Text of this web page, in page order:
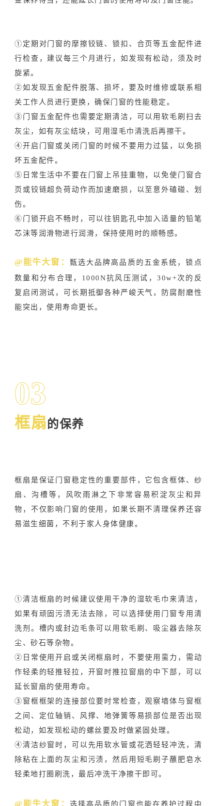
①定期对门窗的摩擦铰链、锁扣、合页等五金配件进
行检查，建议每三个月进行，如发现有松动，须及时
旋紧。
②如发现五金配件脱落、损坏，要及时维修或联系相
关工作人员进行更换，确保门窗的性能稳定。
③门窗五金配件也需要定期清洁，可以用软毛刷扫去
灰尘，如有灰尘结块，可用湿毛巾清洗后再擦干。
④开启门窗或关闭门窗的时候不要用力过猛，以免损
坏五金配件。
⑤日常生活中不要在门窗上吊挂重物，以免使门窗合
页或铰链超负荷动作而加速磨损，以至意外磕碰、划
伤。
⑥门锁开启不畅时，可以往钥匙孔中加入适量的铅笔
芯沫等润滑物进行润滑，保持使用时的顺畅感。
@能牛大窗：
甄选大品牌高品质的五金系统，锁点
数量和分布合理，1000N抗风压测试，30w+次的反
复启闭测试，可长期抵御各种严峻天气，防腐耐磨性
能突出，使用寿命更长。
03
框扇的保养
框扇是保证门窗稳定性的重要部件，它包含框体、纱
扇、沟槽等，风吹雨淋之下非常容易积淀灰尘和异
物，不仅影响门窗的使用，如果长期不清理保养还容
易滋生细菌，不利于家人身体健康。
①清洁框扇的时候建议使用干净的湿软毛巾来清洁，
如果有顽固污渍无法去除，可以选择使用门窗专用清
洗剂。槽内或封边毛条可以用软毛刷、吸尘器去除灰
尘、砂石等杂物。
②日常使用开启或关闭框扇时，不要使用蛮力，需动
作轻柔的轻推轻拉，开窗时推拉窗扇的中下部，可以
延长窗扇的使用寿命。
③窗框框架的连接部位要时常检查，观察墙体与窗框
之间、定位轴销、风撑、地弹簧等易损部位是否出现
松动，如发现松动的螺丝要及时做紧固处理。
④清洁纱窗时，可以先用软水管或花洒轻轻冲洗，清
除粘在上面的灰尘和污渍，然后用短毛刷子蘸肥皂水
轻柔地打圈刷洗，最后冲洗干净擦干即可。
@能牛大窗：
选择高品质的门窗也能在养护过程中